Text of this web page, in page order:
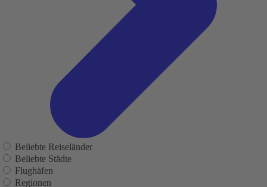
Beliebte Reiseländer
Beliebte Städte
Flughäfen
Regionen